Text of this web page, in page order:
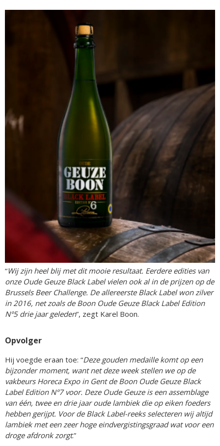
“Wij zijn heel blij met dit mooie resultaat. Eerdere edities van
onze Oude Geuze Black Label vielen ook al in de prijzen op de
Brussels Beer Challenge. De allereerste Black Label won zilver
in 2016, net zoals de Boon Oude Geuze Black Label Edition
N°5 drie jaar geleden”, zegt Karel Boon.
Opvolger
Hij voegde eraan toe: “Deze gouden medaille komt op een
bijzonder moment, want net deze week stellen we op de
vakbeurs Horeca Expo in Gent de Boon Oude Geuze Black
Label Edition N°7 voor. Deze Oude Geuze is een assemblage
van één, twee en drie jaar oude lambiek die op eiken foeders
hebben gerijpt. Voor de Black Label-reeks selecteren wij altijd
lambiek met een zeer hoge eindvergistingsgraad wat voor een
droge afdronk zorgt.”